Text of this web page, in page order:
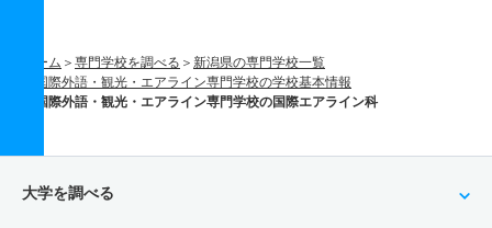
ホーム 専門学校を調べる
新潟県の専門学校一覧
国際外語・観光・エアライン専門学校の学校基本情報
国際外語・観光・エアライン専門学校の国際エアライン科
大学を調べる